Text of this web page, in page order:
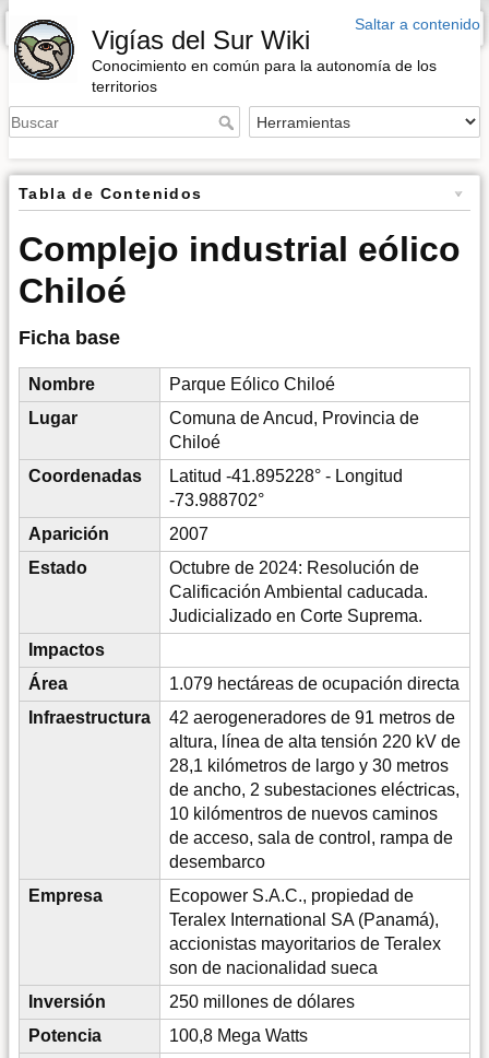
Saltar a contenido
Vigías del Sur Wiki
Conocimiento en común para la autonomía de los
territorios
Barra lateral
Tabla de Contenidos
Complejo industrial eólico
Chiloé
Ficha base
Nombre
Parque Eólico Chiloé
Lugar
Comuna de Ancud, Provincia de
Chiloé
Coordenadas
Latitud -41.895228° - Longitud
-73.988702°
Aparición
2007
Estado
Octubre de 2024: Resolución de
Calificación Ambiental caducada.
Judicializado en Corte Suprema.
Impactos
Área
1.079 hectáreas de ocupación directa
Infraestructura
42 aerogeneradores de 91 metros de
altura, línea de alta tensión 220 kV de
28,1 kilómetros de largo y 30 metros
de ancho, 2 subestaciones eléctricas,
10 kilómentros de nuevos caminos
de acceso, sala de control, rampa de
desembarco
Empresa
Ecopower S.A.C., propiedad de
Teralex International SA (Panamá),
accionistas mayoritarios de Teralex
son de nacionalidad sueca
Inversión
250 millones de dólares
Potencia
100,8 Mega Watts